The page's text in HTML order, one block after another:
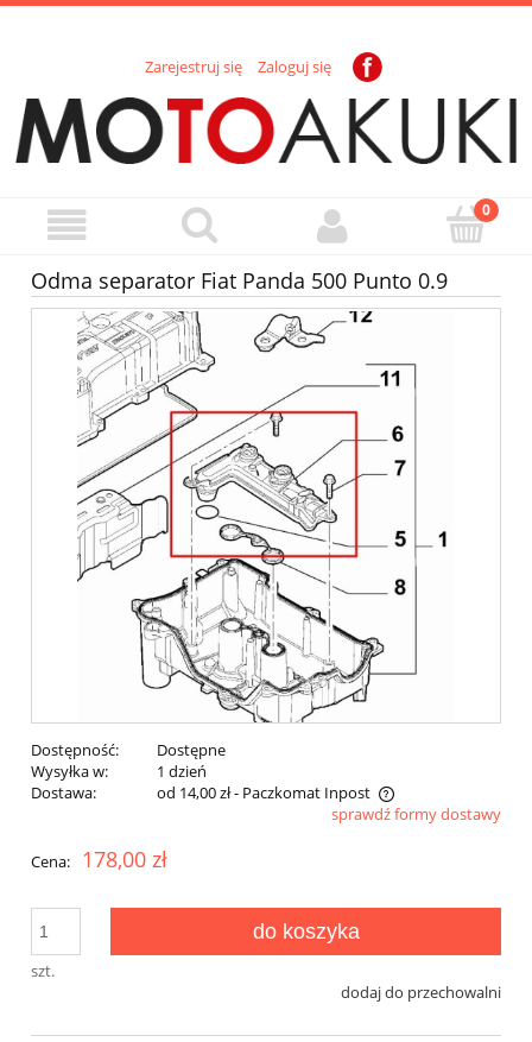
Zarejestruj się Zaloguj się
Odma separator Fiat Panda 500 Punto 0.9
Dostępność:
Dostępne
Wysyłka w:
1 dzień
Dostawa:
od 14,00 zł- Paczkomat Inpost
Cena nie zawiera ewentualnych kosztów płatnościsprawdź formy dostawy
Cena: 178,00 zł
szt.
do koszyka
dodaj do przechowalni